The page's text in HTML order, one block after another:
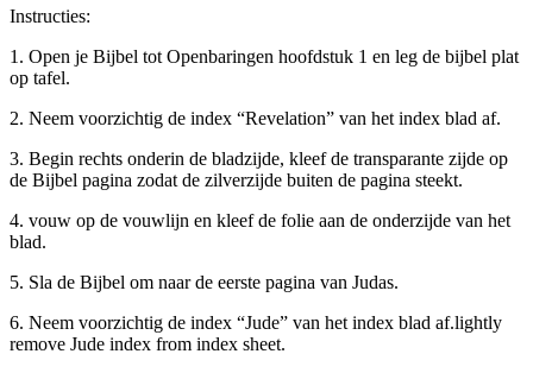
Instructies:
1. Open je Bijbel tot Openbaringen hoofdstuk 1 en leg de bijbel plat
op tafel.
2. Neem voorzichtig de index “Revelation” van het index blad af.
3. Begin rechts onderin de bladzijde, kleef de transparante zijde op
de Bijbel pagina zodat de zilverzijde buiten de pagina steekt.
4. vouw op de vouwlijn en kleef de folie aan de onderzijde van het
blad.
5. Sla de Bijbel om naar de eerste pagina van Judas.
6. Neem voorzichtig de index “Jude” van het index blad af.lightly
remove Jude index from index sheet.